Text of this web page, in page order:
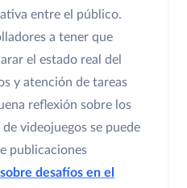
entre el público.
a tener que
el estado real del
y atención de tareas
reflexión sobre los
videojuegos se puede
publicaciones
desafíos en el